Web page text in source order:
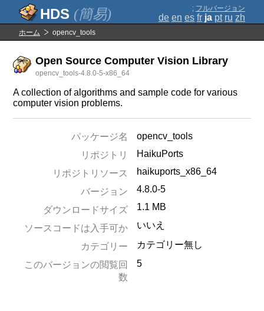
(簡易) ; フルバージョン
de en es fr ja pt ru zh
ホーム opencv_tools
Open Source Computer Vision Library
opencv_tools-4.8.0-5-x86_64
A collection of algorithms and sample code for various
computer vision problems.
パッケージ名
opencv_tools
リポジトリ
HaikuPorts
リポジトリソース
haikuports_x86_64
バージョン
4.8.0-5
ダウンロードサイズ 1.1 MB
ソースコードは入手可か いいえ
カテゴリー
カテゴリー無し
このバージョンの閲覧回
数
5